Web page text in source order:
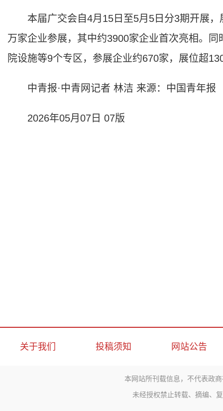
本届广交会自4月15日至5月5日分3期开展，
万家企业参展，其中约3900家企业首次亮相。
院设施等9个专区，参展企业约670家，展位超
中青报·中青网记者 林洁 来源：中国青年报
2026年05月07日 07版
关于我们 投稿须知 网站公告
本网站所刊载信息，不代表政
未经授权禁止转载、摘编、